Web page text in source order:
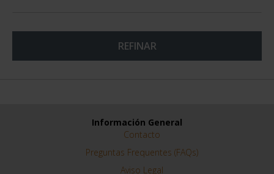
REFINAR
Información General
Contacto
Preguntas Frequentes (FAQs)
Aviso Legal